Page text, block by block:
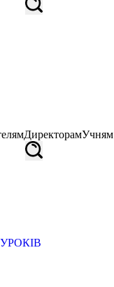
ДиректорамУчням